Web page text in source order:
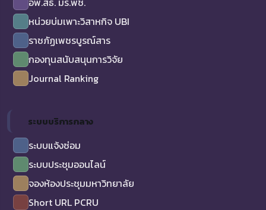
หน่วยบ่มเพาะวิสาหกิจ UBI
ราชภัฏเพชรบูรณ์สาร
กองทุนสนับสนุนการวิจัย
Journal Ranking
ระบบบริการกลาง
ระบบแจ้งซ่อม
ระบบประชุมออนไลน์
จองห้องประชุมมหาวิทยาลัย
Short URL PCRU